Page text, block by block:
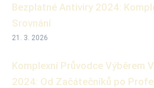
Bezplatné Antiviry 2024:
Srovnání
21. 3. 2026
Komplexní Průvodce Výběrem
2024: Od Začátečníků po